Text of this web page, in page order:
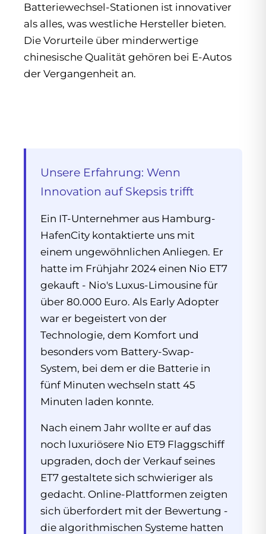
Batteriewechsel-Stationen ist innovativer
als alles, was westliche Hersteller bieten.
Die Vorurteile über minderwertige
chinesische Qualität gehören bei E-Autos
der Vergangenheit an.
Unsere Erfahrung: Wenn
Innovation auf Skepsis trifft
Ein IT-Unternehmer aus Hamburg-
HafenCity kontaktierte uns mit
einem ungewöhnlichen Anliegen. Er
hatte im Frühjahr 2024 einen Nio ET7
gekauft - Nio's Luxus-Limousine für
über 80.000 Euro. Als Early Adopter
war er begeistert von der
Technologie, dem Komfort und
besonders vom Battery-Swap-
System, bei dem er die Batterie in
fünf Minuten wechseln statt 45
Minuten laden konnte.
Nach einem Jahr wollte er auf das
noch luxuriösere Nio ET9 Flaggschiff
upgraden, doch der Verkauf seines
ET7 gestaltete sich schwieriger als
gedacht. Online-Plattformen zeigten
sich überfordert mit der Bewertung -
die algorithmischen Systeme hatten